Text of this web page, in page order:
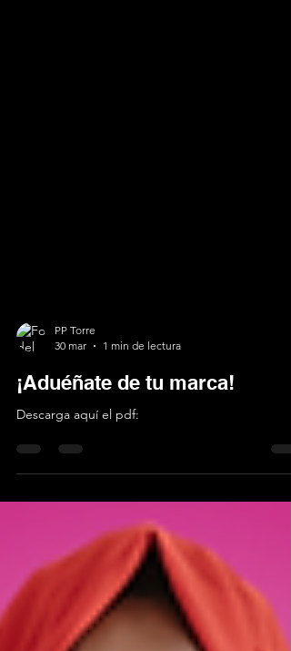
30 mar
1 min de lectura
¡Aduéñate de tu marca!
Descarga aquí el pdf: